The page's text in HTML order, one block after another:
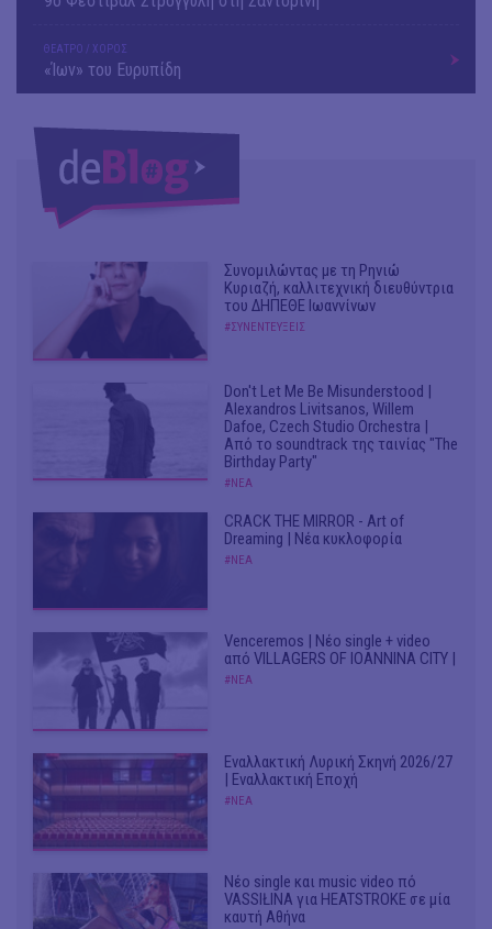
ΘΕΑΤΡΟ / ΧΟΡΟΣ
«Ίων» του Ευρυπίδη
Συνομιλώντας με τη Ρηνιώ
Κυριαζή, καλλιτεχνική διευθύντρια
του ΔΗΠΕΘΕ Ιωαννίνων
#ΣΥΝΕΝΤΕΥΞΕΙΣ
Don't Let Me Be Misunderstood |
Alexandros Livitsanos, Willem
Dafoe, Czech Studio Orchestra |
Από το soundtrack της ταινίας "The
Birthday Party"
#ΝΕΑ
CRACK THE MIRROR - Art of
Dreaming | Νέα κυκλοφορία
#ΝΕΑ
Venceremos | Νέο single + video
από VILLAGERS OF IOANNINA CITY |
#ΝΕΑ
Εναλλακτική Λυρική Σκηνή 2026/27
| Εναλλακτική Εποχή
#ΝΕΑ
Νέο single και music video πό
VASSIŁINA για HEATSTROKE σε μία
καυτή Αθήνα